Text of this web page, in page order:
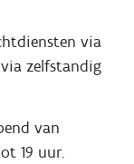
via
zelfstandig
van
19 uur.